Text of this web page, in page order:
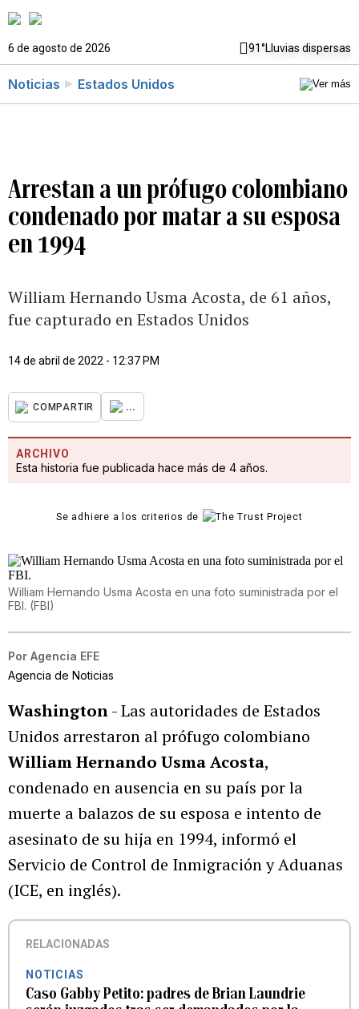
6 de agosto de 2026 91°Lluvias dispersas
Noticias Estados Unidos
Arrestan a un prófugo colombiano
condenado por matar a su esposa
en 1994
William Hernando Usma Acosta, de 61 años,
fue capturado en Estados Unidos
14 de abril de 2022 - 12:37 PM
COMPARTIR ...
ARCHIVO
Esta historia fue publicada hace más de 4 años.
Se adhiere a los criterios de
William Hernando Usma Acosta en una foto suministrada por el
FBI. (FBI)
Por Agencia EFE
Agencia de Noticias
Washington- Las autoridades de Estados
Unidos arrestaron al prófugo colombiano
William Hernando Usma Acosta,
condenado en ausencia en su país por la
muerte a balazos de su esposa e intento de
asesinato de su hija en 1994, informó el
Servicio de Control de Inmigración y Aduanas
(ICE, en inglés).
RELACIONADAS
NOTICIAS
Caso Gabby Petito: padres de Brian Laundrie